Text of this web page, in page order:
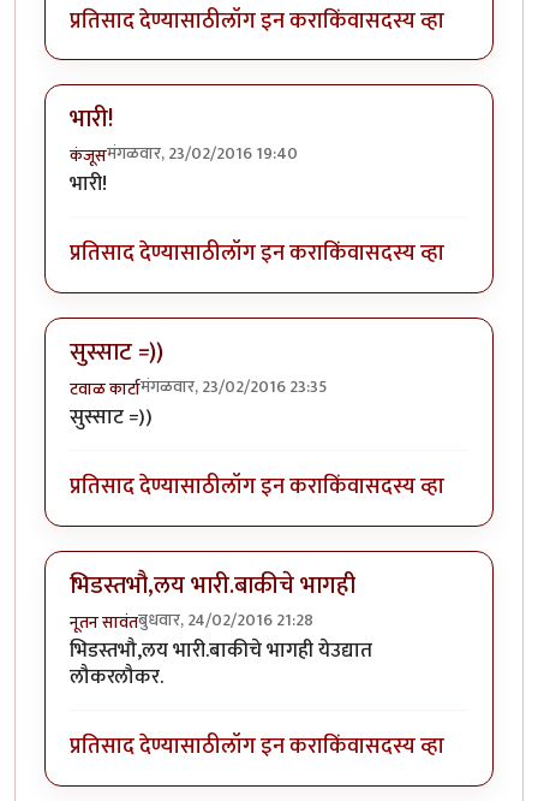
प्रतिसाद देण्यासाठीलॉग इन कराकिंवासदस्य व्हा
भारी!
कंजूसमंगळवार, 23/02/2016 19:40
भारी!
प्रतिसाद देण्यासाठीलॉग इन कराकिंवासदस्य व्हा
सुस्साट =))
टवाळ कार्टामंगळवार, 23/02/2016 23:35
सुस्साट =))
प्रतिसाद देण्यासाठीलॉग इन कराकिंवासदस्य व्हा
भिडस्तभौ,लय भारी.बाकीचे भागही
नूतन सावंतबुधवार, 24/02/2016 21:28
भिडस्तभौ,लय भारी.बाकीचे भागही येउद्यात
लौकरलौकर.
प्रतिसाद देण्यासाठीलॉग इन कराकिंवासदस्य व्हा